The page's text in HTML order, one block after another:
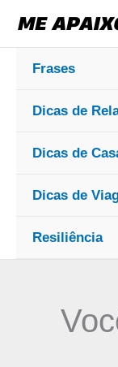
para
conteúdo
Frases
Dicas de
Dicas de
Dicas de
Resiliência